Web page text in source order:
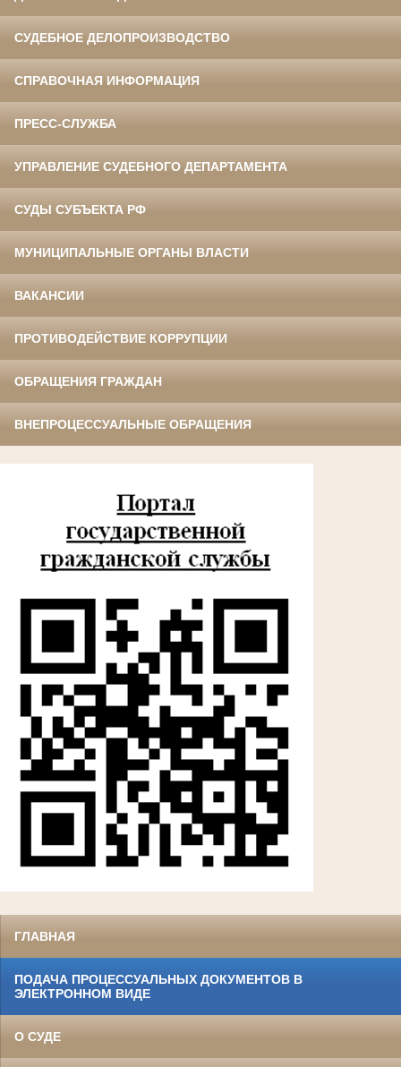
СУДЕБНОЕ ДЕЛОПРОИЗВОДСТВО
СПРАВОЧНАЯ ИНФОРМАЦИЯ
ПРЕСС-СЛУЖБА
УПРАВЛЕНИЕ СУДЕБНОГО ДЕПАРТАМЕНТА
СУДЫ СУБЪЕКТА РФ
МУНИЦИПАЛЬНЫЕ ОРГАНЫ ВЛАСТИ
ВАКАНСИИ
ПРОТИВОДЕЙСТВИЕ КОРРУПЦИИ
ОБРАЩЕНИЯ ГРАЖДАН
ВНЕПРОЦЕССУАЛЬНЫЕ ОБРАЩЕНИЯ
ГЛАВНАЯ
ПОДАЧА ПРОЦЕССУАЛЬНЫХ ДОКУМЕНТОВ В
ЭЛЕКТРОННОМ ВИДЕ
О СУДЕ